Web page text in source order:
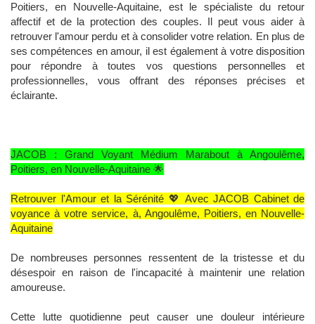
Poitiers, en Nouvelle-Aquitaine, est le spécialiste du retour
affectif et de la protection des couples. Il peut vous aider à
retrouver l'amour perdu et à consolider votre relation. En plus de
ses compétences en amour, il est également à votre disposition
pour répondre à toutes vos questions personnelles et
professionnelles, vous offrant des réponses précises et
éclairante.
JACOB : Grand Voyant Médium Marabout à Angoulême,
Poitiers, en Nouvelle-Aquitaine 🌟
Retrouver l'Amour et la Sérénité 💖 Avec JACOB Cabinet de
voyance à votre service, à, Angoulême, Poitiers, en Nouvelle-
Aquitaine
De nombreuses personnes ressentent de la tristesse et du
désespoir en raison de l'incapacité à maintenir une relation
amoureuse.
Cette lutte quotidienne peut causer une douleur intérieure